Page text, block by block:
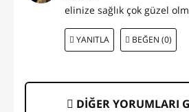
elinize sağlık çok güzel
YANITLA BEĞEN (0)
DİĞER YORUMLARI